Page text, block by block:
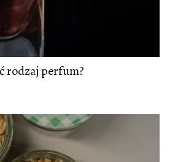
rodzaj perfum?